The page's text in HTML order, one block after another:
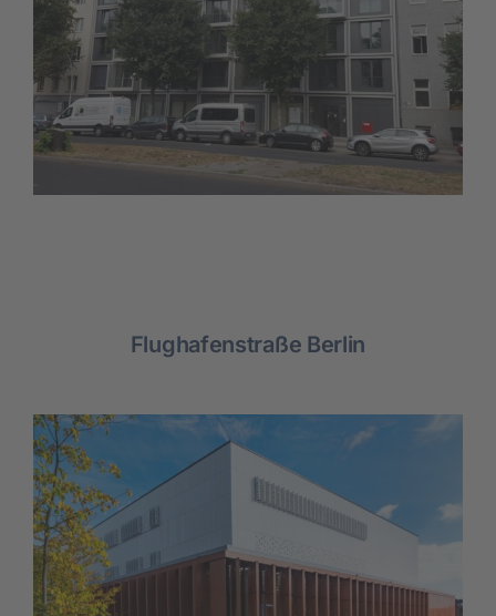
Flughafenstraße Berlin